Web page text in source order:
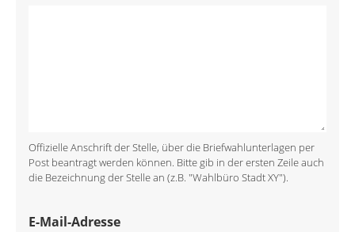
Offizielle Anschrift der Stelle, über die Briefwahlunterlagen per
Post beantragt werden können. Bitte gib in der ersten Zeile auch
die Bezeichnung der Stelle an (z.B. "Wahlbüro Stadt XY").
E-Mail-Adresse